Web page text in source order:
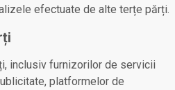
efectuate de alte terțe părți.
inclusiv furnizorilor de servicii
platformelor de